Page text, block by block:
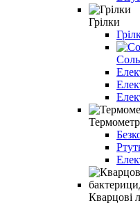
Грілки
Кварцові